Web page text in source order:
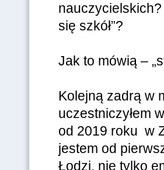
się szkół”?
Jak to mówią –
Kolejną zadrą w
uczestniczyłem
od 2019 roku w
jestem od
Łodzi, nie tylko